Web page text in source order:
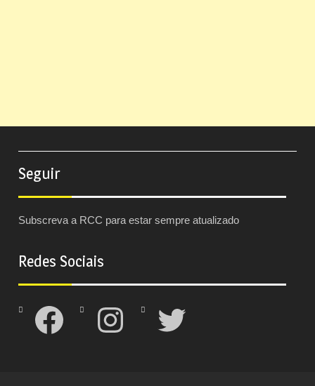
Seguir
Subscreva a RCC para estar sempre atualizado
Redes Sociais
Facebook Instagram Twitter